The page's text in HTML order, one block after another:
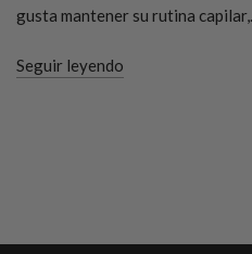
gusta mantener su rutina capilar,...
Seguir leyendo